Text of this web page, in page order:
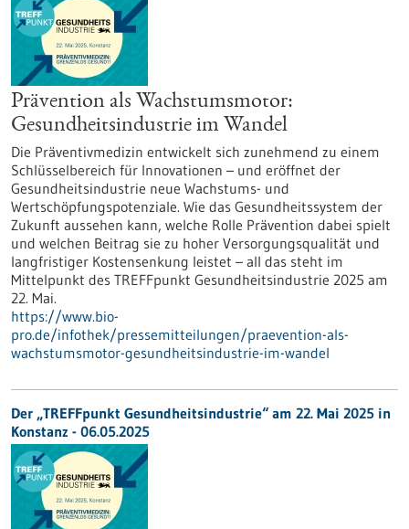
Prävention als Wachstumsmotor:
Gesundheitsindustrie im Wandel
Die Präventivmedizin entwickelt sich zunehmend zu einem
Schlüsselbereich für Innovationen – und eröffnet der
Gesundheitsindustrie neue Wachstums- und
Wertschöpfungspotenziale. Wie das Gesundheitssystem der
Zukunft aussehen kann, welche Rolle Prävention dabei spielt
und welchen Beitrag sie zu hoher Versorgungsqualität und
langfristiger Kostensenkung leistet – all das steht im
Mittelpunkt des TREFFpunkt Gesundheitsindustrie 2025 am
22. Mai.
https://www.bio-
pro.de/infothek/pressemitteilungen/praevention-als-
wachstumsmotor-gesundheitsindustrie-im-wandel
Der „TREFFpunkt Gesundheitsindustrie“ am 22. Mai 2025 in
Konstanz - 06.05.2025